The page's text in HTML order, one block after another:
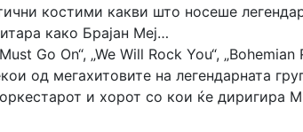
костими какви што носеше
како Брајан Меј…
Go On“, „We Will Rock You“,
од мегахитовите на легендарната
и хорот со кои ќе диригира